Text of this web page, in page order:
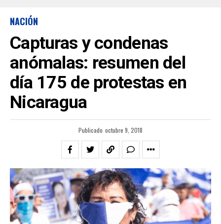
NACIÓN
Capturas y condenas
anómalas: resumen del
día 175 de protestas en
Nicaragua
Publicado octubre 9, 2018